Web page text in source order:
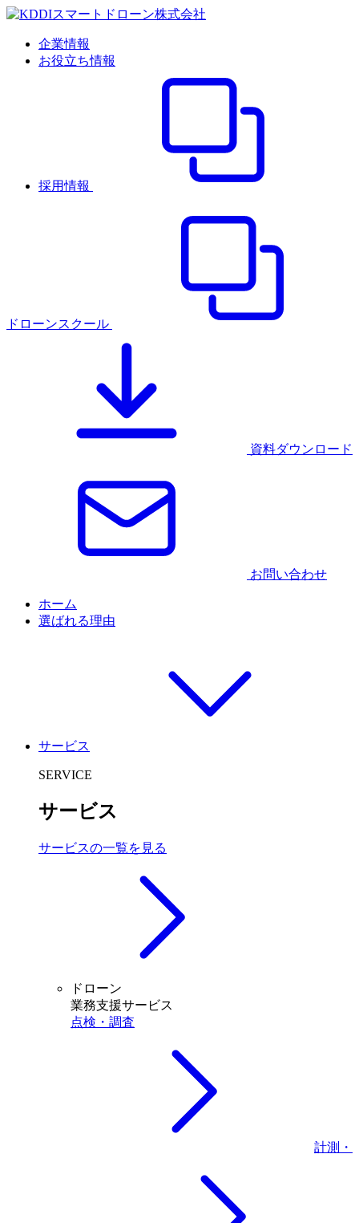
企業情報
お役立ち情報
採用情報
ドローンスクール
資料ダウンロード
お問い合わせ
ホーム
選ばれる理由
サービス
SERVICE
サービス
サービスの一覧を見る
ドローン
業務支援サービス
点検・調査
計測・